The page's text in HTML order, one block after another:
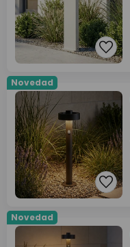
Novedad
Novedad